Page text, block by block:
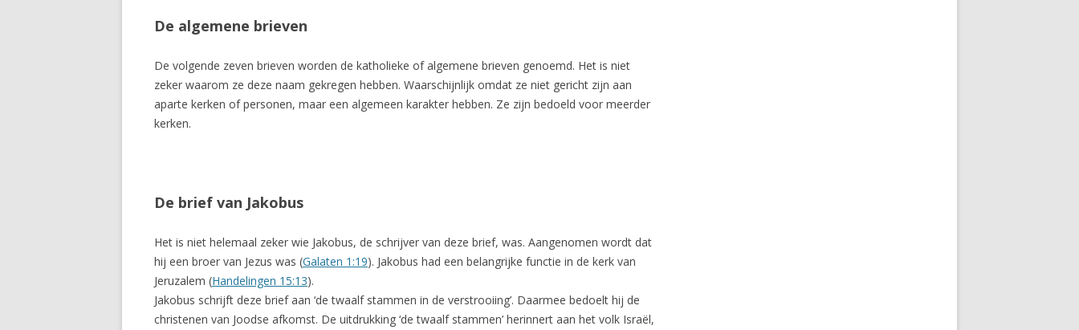
De algemene brieven
De volgende zeven brieven worden de katholieke of algemene brieven genoemd. Het is niet
zeker waarom ze deze naam gekregen hebben. Waarschijnlijk omdat ze niet gericht zijn aan
aparte kerken of personen, maar een algemeen karakter hebben. Ze zijn bedoeld voor meerder
kerken.
De brief van Jakobus
Het is niet helemaal zeker wie Jakobus, de schrijver van deze brief, was. Aangenomen wordt dat
hij een broer van Jezus was (Galaten 1:19). Jakobus had een belangrijke functie in de kerk van
Jeruzalem (Handelingen 15:13).
Jakobus schrijft deze brief aan ‘de twaalf stammen in de verstrooiing’. Daarmee bedoelt hij de
christenen van Joodse afkomst. De uitdrukking ‘de twaalf stammen’ herinnert aan het volk Israël,